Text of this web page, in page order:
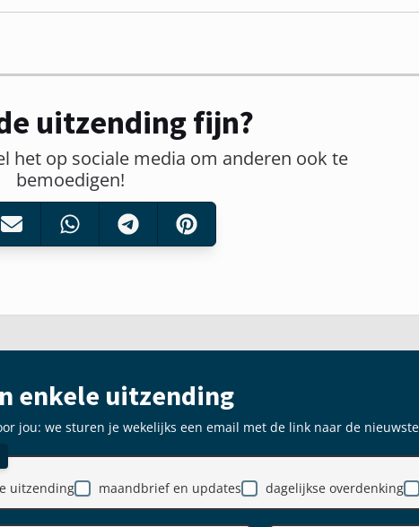
uitzending fijn?
het op sociale media om anderen ook te
bemoedigen!
enkele uitzending
jou: we sturen je wekelijks een email met de link naar de
maandbrief en updates
dagelijkse overdenking
uitzending